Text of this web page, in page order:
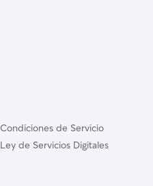
Condiciones de Servicio
Ley de Servicios Digitales